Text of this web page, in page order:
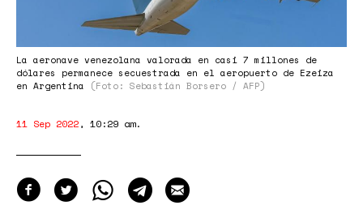
La aeronave venezolana valorada en casi 7 millones de
dólares permanece secuestrada en el aeropuerto de Ezeiza
en Argentina
(Foto: Sebastián Borsero / AFP)
11 Sep 2022, 10:29 am.